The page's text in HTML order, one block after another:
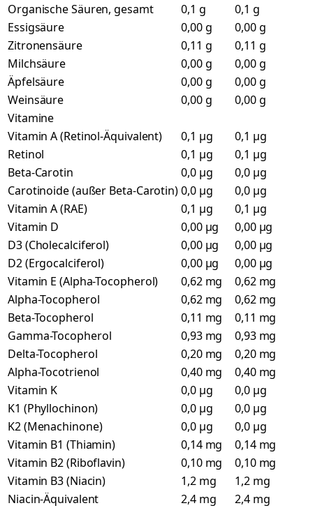
Organische Säuren, gesamt
0,1 g
0,1 g
Essigsäure
0,00 g
0,00 g
Zitronensäure
0,11 g
0,11 g
Milchsäure
0,00 g
0,00 g
Äpfelsäure
0,00 g
0,00 g
Weinsäure
0,00 g
0,00 g
Vitamine
Vitamin A (Retinol-Äquivalent)
0,1 µg
0,1 µg
Retinol
0,1 µg
0,1 µg
Beta-Carotin
0,0 µg
0,0 µg
Carotinoide (außer Beta-Carotin)0,0 µg
0,0 µg
Vitamin A (RAE)
0,1 µg
0,1 µg
Vitamin D
0,00 µg
0,00 µg
D3 (Cholecalciferol)
0,00 µg
0,00 µg
D2 (Ergocalciferol)
0,00 µg
0,00 µg
Vitamin E (Alpha-Tocopherol)
0,62 mg
0,62 mg
Alpha-Tocopherol
0,62 mg
0,62 mg
Beta-Tocopherol
0,11 mg
0,11 mg
Gamma-Tocopherol
0,93 mg
0,93 mg
Delta-Tocopherol
0,20 mg
0,20 mg
Alpha-Tocotrienol
0,40 mg
0,40 mg
Vitamin K
0,0 µg
0,0 µg
K1 (Phyllochinon)
0,0 µg
0,0 µg
K2 (Menachinone)
0,0 µg
0,0 µg
Vitamin B1 (Thiamin)
0,14 mg
0,14 mg
Vitamin B2 (Riboflavin)
0,10 mg
0,10 mg
Vitamin B3 (Niacin)
1,2 mg
1,2 mg
Niacin-Äquivalent
2,4 mg
2,4 mg